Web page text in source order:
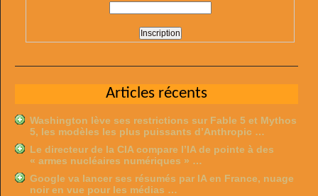
Articles récents
Washington lève ses restrictions sur Fable 5 et Mythos
5, les modèles les plus puissants d’Anthropic …
Le directeur de la CIA compare l’IA de pointe à des
« armes nucléaires numériques » …
Google va lancer ses résumés par IA en France, nuage
noir en vue pour les médias …